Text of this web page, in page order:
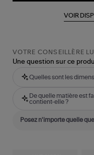
VOIR
VOTRE CONSEILLÈRE
Une question sur ce
Quelles sont les
De quelle matière est
contient-elle ?